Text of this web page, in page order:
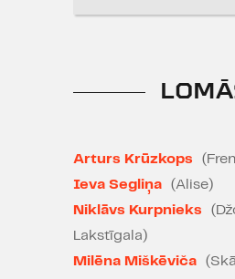
viedierīču kameru
aktieru privātuma
“Neviens sapnis
sapnis.”
Kāda ir tava slēptākā
Arturs Krūzkops
Ieva Segliņa
(Alise)
Niklāvs Kurpnieks
Lakstīgala)
Milēna Miškēviča